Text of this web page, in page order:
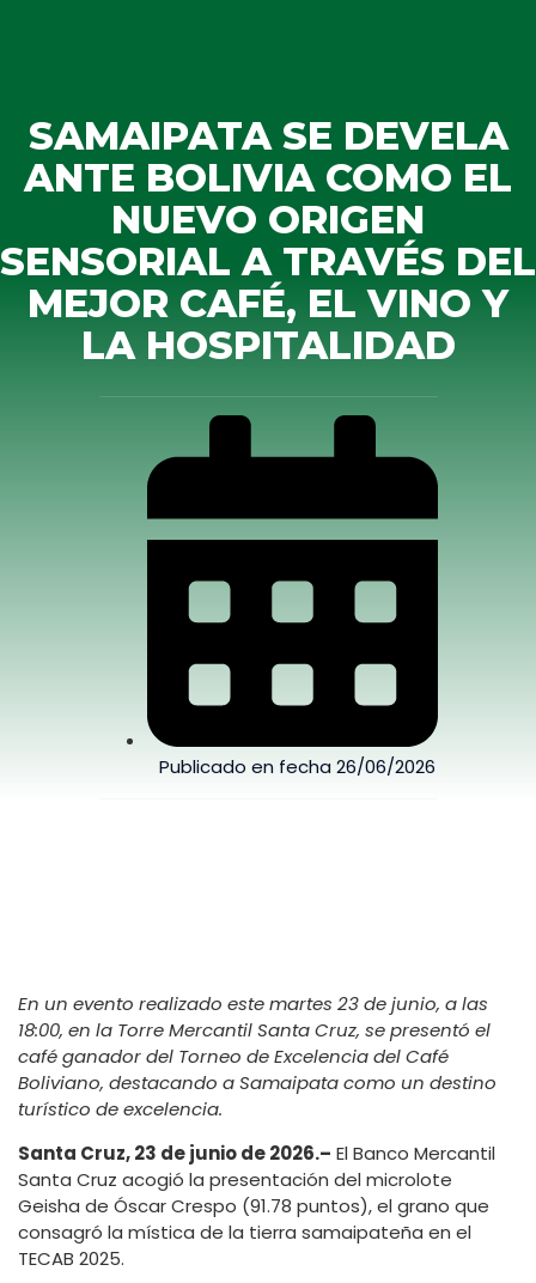
SAMAIPATA SE DEVELA
ANTE BOLIVIA COMO EL
NUEVO ORIGEN
SENSORIAL A TRAVÉS DEL
MEJOR CAFÉ, EL VINO Y
LA HOSPITALIDAD
Publicado en fecha26/06/2026
En un evento realizado este martes 23 de junio, a las
18:00, en la Torre Mercantil Santa Cruz, se presentó el
café ganador del Torneo de Excelencia del Café
Boliviano, destacando a Samaipata como un destino
turístico de excelencia.
Santa Cruz, 23 de junio de 2026.– El Banco Mercantil
Santa Cruz acogió la presentación del microlote
Geisha de Óscar Crespo (91.78 puntos), el grano que
consagró la mística de la tierra samaipateña en el
TECAB 2025.